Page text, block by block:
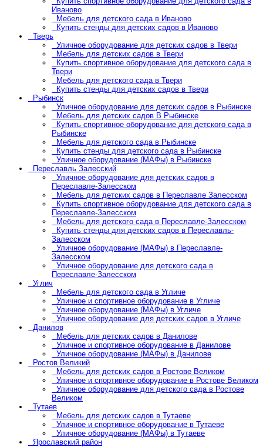
Иваново
Мебель для детского сада в Иваново
Купить стенды для детских садов в Иваново
Тверь
Уличное оборудование для детских садов в Твери
Мебель для детских садов в Твери
Купить спортивное оборудование для детского сада в
Твери
Мебель для детского сада в Твери
Купить стенды для детских садов в Твери
Рыбинск
Уличное оборудование для детских садов в Рыбинске
Мебель для детских садов В Рыбинске
Купить спортивное оборудование для детского сада в
Рыбинске
Мебель для детского сада в Рыбинске
Купить стенды для детского сада в Рыбинске
Уличное оборудование (МАФы) в Рыбинске
Переславль Залесский
Уличное оборудование для детских садов в
Переславле-Залесском
Мебель для детских садов в Переславле Залесском
Купить спортивное оборудование для детского сада в
Переславле-Залесском
Мебель для детского сада в Переславле-Залесском
Купить стенды для детских садов в Переславль-
Залесском
Уличное оборудование (МАФы) в Переславле-
Залесском
Уличное оборудование для детского сада в
Переславле-Залесском
Углич
Мебель для детского сада в Угличе
Уличное и спортивное оборудование в Угличе
Уличное оборудование (МАФы) в Угличе
Уличное оборудование для детских садов в Угличе
Данилов
Мебель для детских садов в Данилове
Уличное и спортивное оборудование в Данилове
Уличное оборудование (МАФы) в Данилове
Ростов Великий
Мебель для детских садов в Ростове Великом
Уличное и спортивное оборудование в Ростове Великом
Уличное оборудование для детского сада в Ростове
Великом
Тутаев
Мебель для детских садов в Тутаеве
Уличное и спортивное оборудование в Тутаеве
Уличное оборудование (МАФы) в Тутаеве
Ярославский район